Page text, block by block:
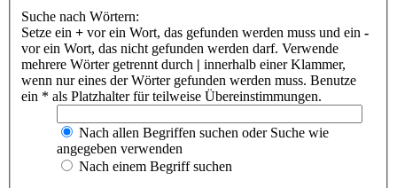
Suche nach Wörtern:
Setze ein + vor ein Wort, das gefunden werden muss und ein -
vor ein Wort, das nicht gefunden werden darf. Verwende
mehrere Wörter getrennt durch | innerhalb einer Klammer,
wenn nur eines der Wörter gefunden werden muss. Benutze
ein * als Platzhalter für teilweise Übereinstimmungen.
Nach allen Begriffen suchen oder Suche wie
angegeben verwenden
Nach einem Begriff suchen